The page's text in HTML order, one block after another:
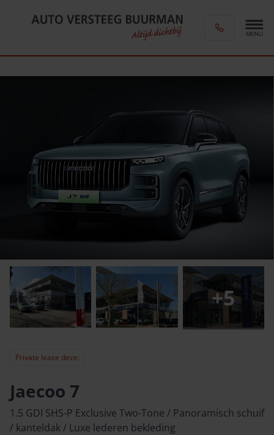
+5
Private lease deze:
Jaecoo 7
1.5 GDI SHS-P Exclusive Two-Tone / Panoramisch schuif
/ kanteldak / Luxe lederen bekleding